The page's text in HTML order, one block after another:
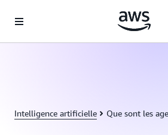
Intelligence artificielle Que sont les